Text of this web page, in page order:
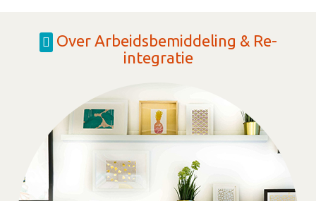
Over Arbeidsbemiddeling & Re-
integratie